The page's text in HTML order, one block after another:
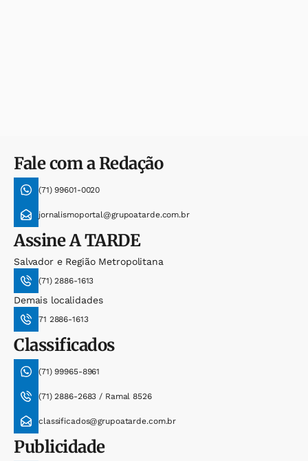
Fale com a Redação
(71) 99601-0020
jornalismoportal@grupoatarde.com.br
AssineA TARDE
Salvador e Região Metropolitana
(71) 2886-1613
Demais localidades
71 2886-1613
Classificados
(71) 99965-8961
(71) 2886-2683 / Ramal 8526
classificados@grupoatarde.com.br
Publicidade